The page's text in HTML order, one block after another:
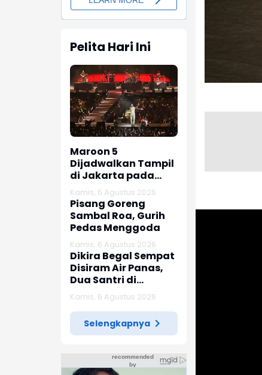
Pelita Hari Ini
Maroon 5
Dijadwalkan Tampil
di Jakarta pada
Februari 2027
Kamis, 6 Agustus 2026
Pisang Goreng
Sambal Roa, Gurih
Pedas Menggoda
Kamis, 6 Agustus 2026
Dikira Begal Sempat
Disiram Air Panas,
Dua Santri di
Karawang Terluka
Akibat Aksi Oknum
Linmas
Kamis, 6 Agustus 2026
Selengkapnya